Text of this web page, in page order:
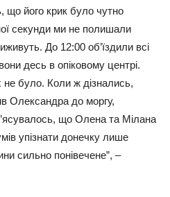
його крик було чутно
секунди ми не полишали
До 12:00 об’їздили всі
десь в опіковому центрі.
не було. Коли ж дізнались,
Олександра до моргу,
що Олена та Мілана
упізнати донечку лише
сильно понівечене”, –